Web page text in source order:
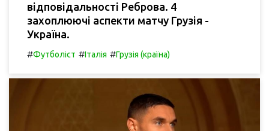
відповідальності Реброва. 4
захоплюючі аспекти матчу Грузія -
Україна.
#Футболіст #Італія #Грузія (країна)